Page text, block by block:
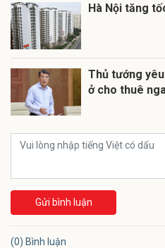
Hà Nội tăng
Thủ tướng
ở cho thuê
Gửi bình luận
(0) Bình luận